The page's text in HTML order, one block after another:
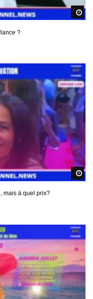
?
mais à quel prix?